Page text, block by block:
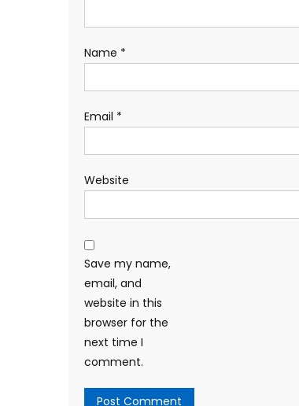
Name *
Email *
Website
Save my name,
email, and
website in this
browser for the
next time I
comment.